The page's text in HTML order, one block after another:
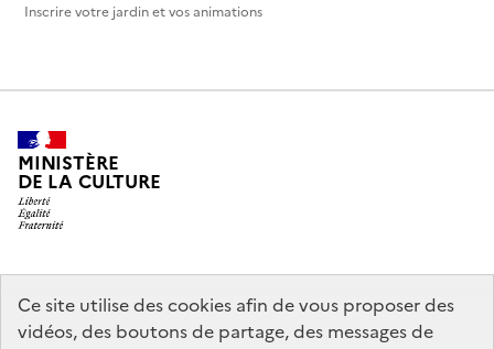
Ce site utilise des cookies afin de vous proposer des
vidéos, des boutons de partage, des messages de
Inscrire votre jardin et vos animations
MINISTÈRE
DE LA CULTURE
legifrance.gouv.fr
info.gouv.fr